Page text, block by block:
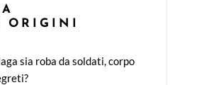
ORIGINI
sia roba da soldati, corpo